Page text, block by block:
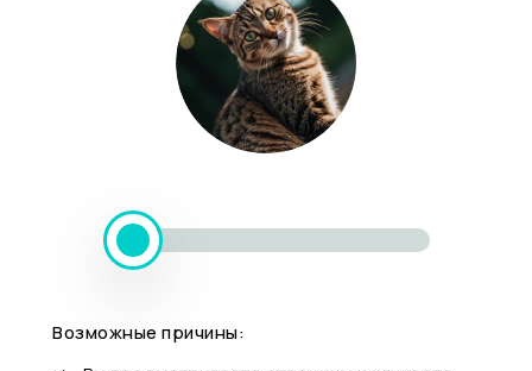
Возможные причины: